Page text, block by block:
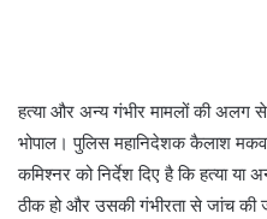
हत्या और अन्य गंभीर मामलों की अलग
भोपाल। पुलिस महानिदेशक कैलाश
कमिश्नर को निर्देश दिए है कि हत्या
ठीक हो और उसकी गंभीरता से जांच की